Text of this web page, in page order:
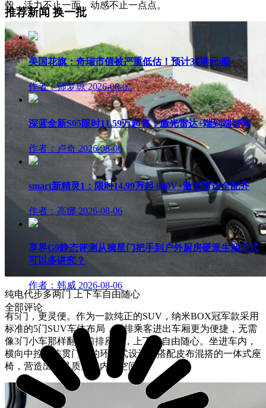
毂，活力不止一面，动感不止一点点。
纯电代步多两门 上下车自由随心
有5门，更灵便。作为一款纯正的SUV，纳米BOX冠军款采用
标准的5门SUV车体布局，后排乘客进出车厢更为便捷，无需
像3门小车那样翻折前排座椅，上下车自由随心。坐进车内，
横向中控台连贯门板的环抱式设计，搭配皮布混搭的一体式座
椅，营造出极具质感的内部空间。
推荐新闻换一批
美国花旗：奇瑞市值被严重低估！预计36港元/股
作者：师梦琼 2026-08-07
深蓝全新S05限时11.59万起售：激光雷达+端到端智驾
作者：卢奇 2026-08-06
smart新精灵1：限时14.99万起 800V+激光雷达全配齐
作者：高娜 2026-08-06
享界G9静态评测从摘星门把手到户外厨房硬派生活方式
可以多讲究？
作者：韩威 2026-08-06
全部评论